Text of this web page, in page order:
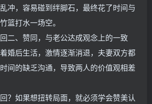
冲，容易碰到绊脚石，最终花了时间与
篮打水一场空。
二、赞同，与老公达成观念上的一致
婚后生活，激情逐渐消退，夫妻双方都
间的缺乏沟通，导致两人的价值观相差
？如果想扭转局面，就必须学会赞美认